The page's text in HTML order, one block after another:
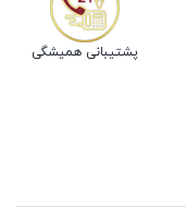
پشتیبانی همیشگی